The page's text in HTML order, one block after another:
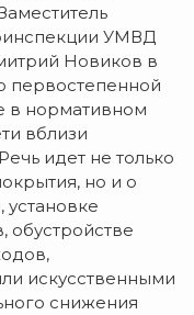
УМВД
Новиков в
первостепенной
в нормативном
вблизи
идет не только
но и о
искусственными
снижения